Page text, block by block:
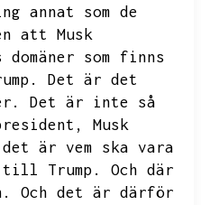
annat som de
att Musk
som finns
Det är det
Det är inte så
Musk
är vem ska vara
till Trump.
Och där
Och det är därför